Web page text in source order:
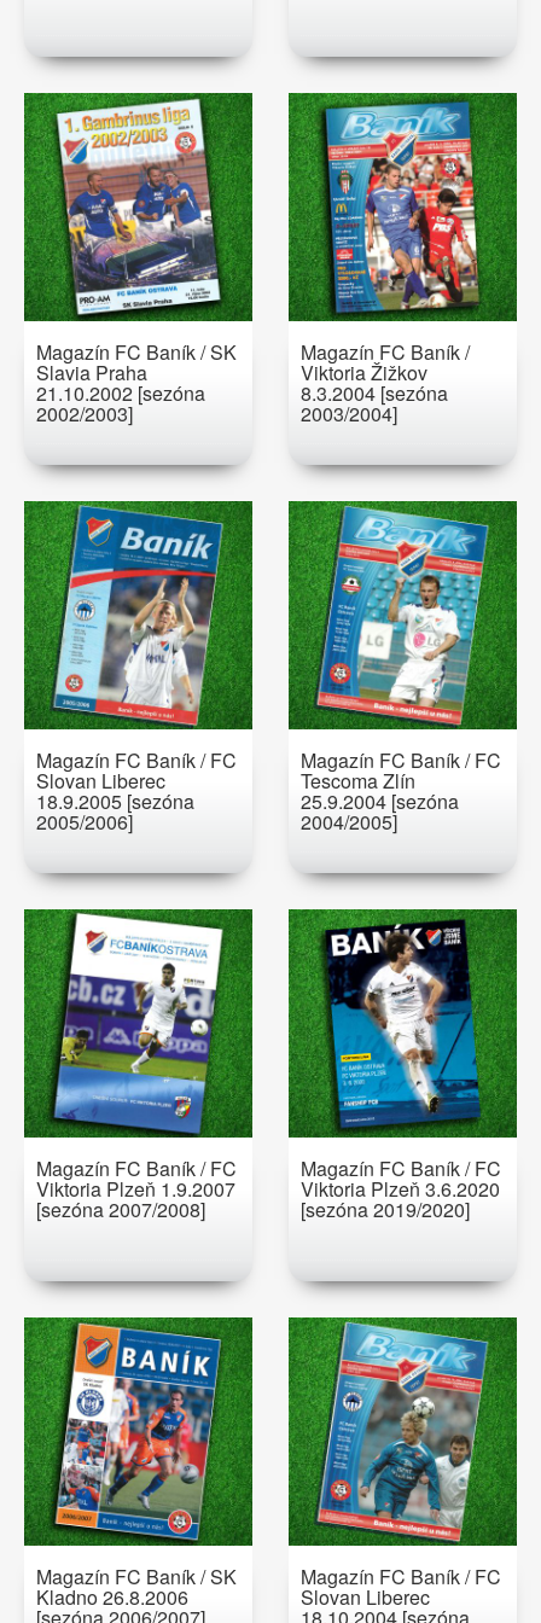
Magazín FC Baník / SK
Slavia Praha
21.10.2002 [sezóna
2002/2003]
Magazín FC Baník /
Viktoria Žižkov
8.3.2004 [sezóna
2003/2004]
Magazín FC Baník / FC
Slovan Liberec
18.9.2005 [sezóna
2005/2006]
Magazín FC Baník / FC
Tescoma Zlín
25.9.2004 [sezóna
2004/2005]
Magazín FC Baník / FC
Viktoria Plzeň 1.9.2007
[sezóna 2007/2008]
Magazín FC Baník / FC
Viktoria Plzeň 3.6.2020
[sezóna 2019/2020]
Magazín FC Baník / SK
Kladno 26.8.2006
Magazín FC Baník / FC
Slovan Liberec